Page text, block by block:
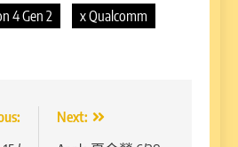
4 Gen 2
x Qualcomm
Next: